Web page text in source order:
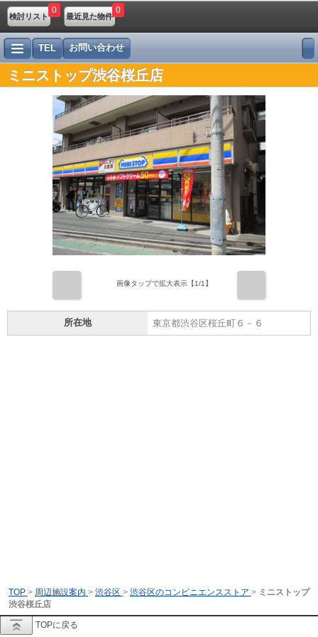
検討リスト
0
最近見た物件
0
TEL お問い合わせ
ミニストップ渋谷桜丘店
画像タップで拡大表示【1/1】
所在地 東京都渋谷区桜丘町６－６
TOP > 周辺施設案内 > 渋谷区 > 渋谷区のコンビニエンスストア > ミニストップ
渋谷桜丘店
TOPに戻る